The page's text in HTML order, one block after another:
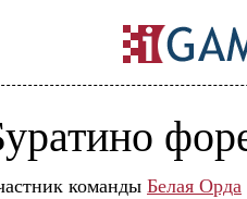
команды Белая Орда